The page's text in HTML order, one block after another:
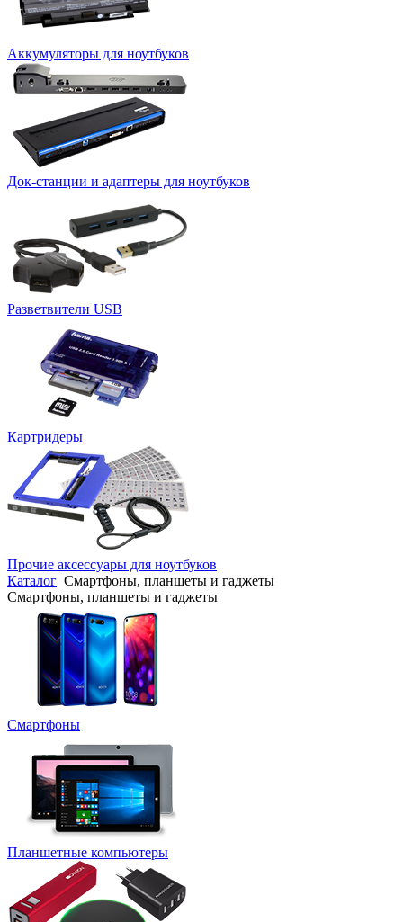
Аккумуляторы для ноутбуков
Док-станции и адаптеры для ноутбуков
Разветвители USB
Картридеры
Прочие аксессуары для ноутбуков
Каталог Смартфоны, планшеты и гаджеты
Смартфоны, планшеты и гаджеты
Смартфоны
Планшетные компьютеры